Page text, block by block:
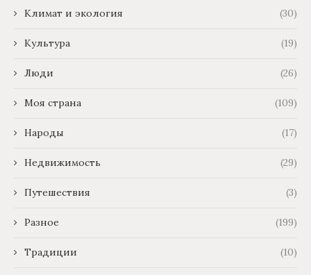
Климат и экология (30)
Культура (19)
Люди (26)
Моя страна (109)
Народы (17)
Недвижимость (29)
Путешествия (3)
Разное (199)
Традиции (10)